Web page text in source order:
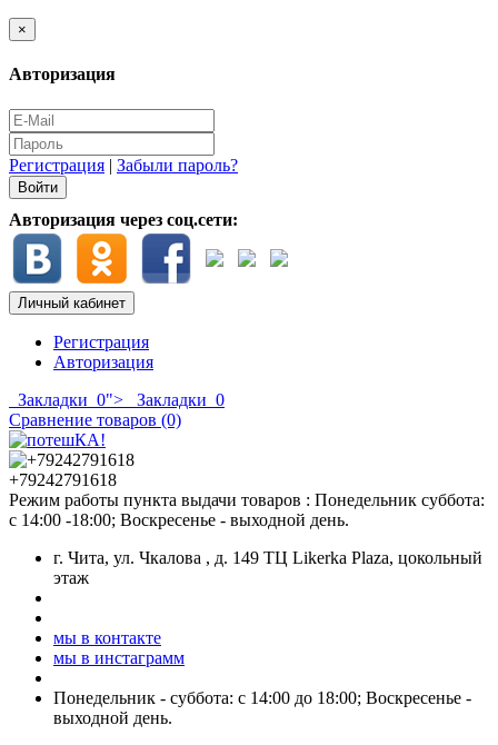
×
Авторизация
Регистрация | Забыли пароль?
Авторизация через соц.сети:
Личный кабинет
Регистрация
Авторизация
Закладки 0"> Закладки 0
Сравнение товаров (0)
+79242791618
Режим работы пункта выдачи товаров : Понедельник суббота:
с 14:00 -18:00; Воскресенье - выходной день.
г. Чита, ул. Чкалова , д. 149 ТЦ Likerka Plaza, цокольный
этаж
мы в контакте
мы в инстаграмм
Понедельник - суббота: с 14:00 до 18:00; Воскресенье -
выходной день.